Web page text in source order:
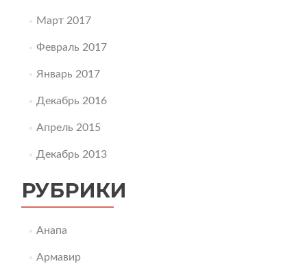
Март 2017
Февраль 2017
Январь 2017
Декабрь 2016
Апрель 2015
Декабрь 2013
РУБРИКИ
Анапа
Армавир